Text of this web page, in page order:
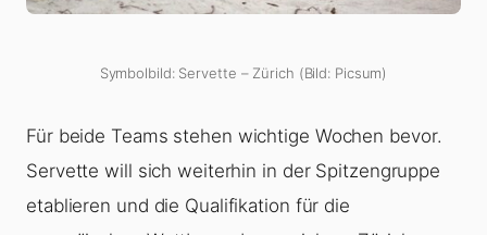
Symbolbild: Servette – Zürich (Bild: Picsum)
Für beide Teams stehen wichtige Wochen bevor.
Servette will sich weiterhin in der Spitzengruppe
etablieren und die Qualifikation für die